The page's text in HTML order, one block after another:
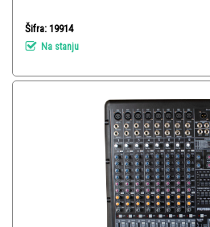
Šifra: 19914
Na stanju